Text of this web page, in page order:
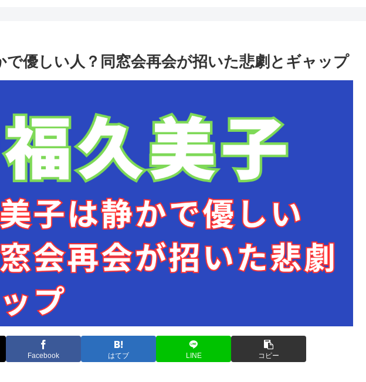
で優しい人？同窓会再会が招いた悲劇とギャップ
Facebook はてブ LINE コピー